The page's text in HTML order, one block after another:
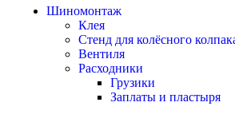
Шиномонтаж
Клея
Стенд для колёсного
Вентиля
Расходники
Грузики
Заплаты и пластыря